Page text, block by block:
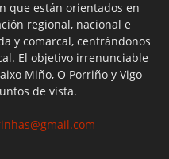
que están orientados en
regional, nacional e
y comarcal, centrándonos
El objetivo irrenunciable
Miño, O Porriño y Vigo
de vista.